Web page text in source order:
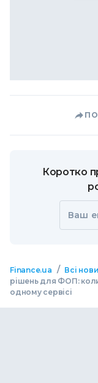
Коротко
Ваш
Finance.ua / Всі
рішень для ФОП:
одному сервісі